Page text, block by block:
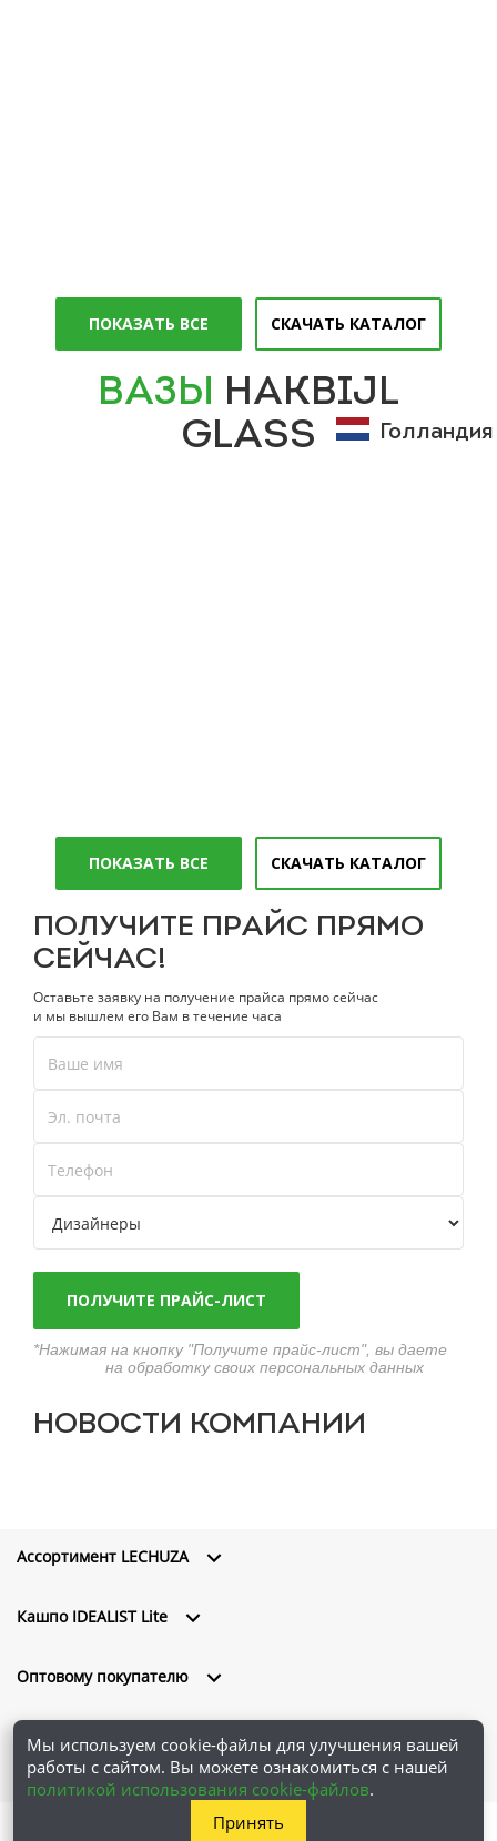
ПОКАЗАТЬ ВСЕ СКАЧАТЬ КАТАЛОГ
ВАЗЫ HAKBIJL
GLASS
Голландия
ПОКАЗАТЬ ВСЕ СКАЧАТЬ КАТАЛОГ
ПОЛУЧИТЕ ПРАЙС ПРЯМО
СЕЙЧАС!
Оставьте заявку на получение прайса прямо сейчас
и мы вышлем его Вам в течение часа
*Нажимая на кнопку "Получите прайс-лист", вы даете
на обработку своих персональных данных
НОВОСТИ КОМПАНИИ
Ассортимент LECHUZA
Кашпо IDEALIST Lite
Оптовому покупателю
О компании
Мы используем cookie-файлы для улучшения вашей
работы с сайтом. Вы можете ознакомиться с нашей
политикой использования cookie-файлов.
Принять